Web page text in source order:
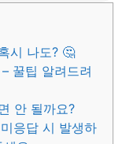
시 나도? 🤔
꿀팁 알려드려
안 될까요?
응답 시 발생하